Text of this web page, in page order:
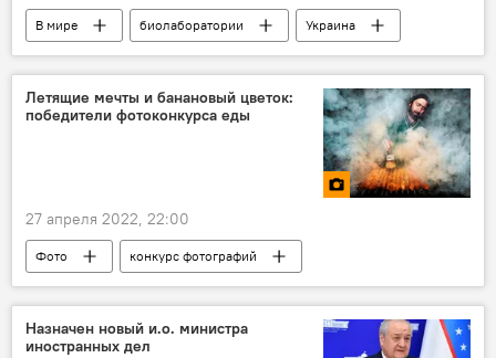
В мире биолаборатории
Украина
Минобороны РФ
Летящие мечты и банановый цветок:
победители фотоконкурса еды
27 апреля 2022, 22:00
Фото конкурс фотографий
Назначен новый и.о. министра
иностранных дел